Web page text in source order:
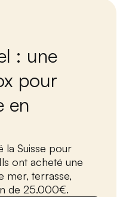
: une
pour
en
la Suisse pour
ont acheté une
mer, terrasse,
de 25.000€.